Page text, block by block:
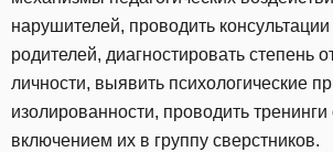
нарушителей, проводить консультации
родителей, диагностировать степень
личности, выявить психологические
изолированности, проводить
включением их в группу сверстников.